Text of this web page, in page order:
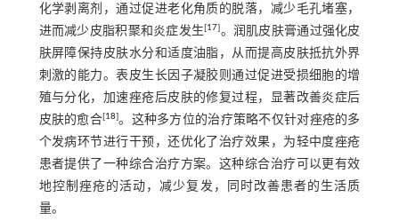
化学剥离剂，通过促进老化角质的脱落，减少毛孔堵塞，
进而减少皮脂积聚和炎症发生[17]。润肌皮肤膏通过强化皮
肤屏障保持皮肤水分和适度油脂，从而提高皮肤抵抗外界
刺激的能力。表皮生长因子凝胶则通过促进受损细胞的增
殖与分化，加速痤疮后皮肤的修复过程，显著改善炎症后
皮肤的愈合[18]。这种多方位的治疗策略不仅针对痤疮的多
个发病环节进行干预，还优化了治疗效果，为轻中度痤疮
患者提供了一种综合治疗方案。这种综合治疗可以更有效
地控制痤疮的活动，减少复发，同时改善患者的生活质
量。